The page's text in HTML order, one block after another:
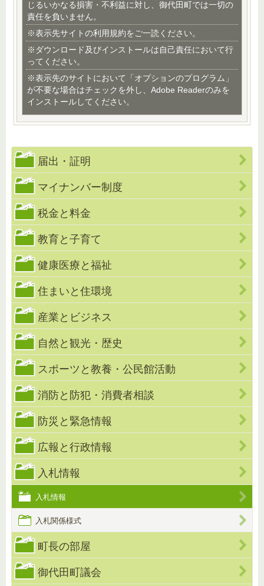
じるいかなる損害・不利益に対し、御代田町では一切の
責任を負いません。
※表示先サイトの利用規約をご一読ください。
※ダウンロード及びインストールは自己責任において行
ってください。
※表示先のサイトにおいて「オプションのプログラム」
が不要な場合はチェックを外し、Adobe Readerのみを
インストールしてください。
届出・証明
マイナンバー制度
税金と料金
教育と子育て
健康医療と福祉
住まいと住環境
産業とビジネス
自然と観光・歴史
スポーツと教養・公民館活動
消防と防犯・消費者相談
防災と緊急情報
広報と行政情報
入札情報
入札情報
入札関係様式
町長の部屋
御代田町議会